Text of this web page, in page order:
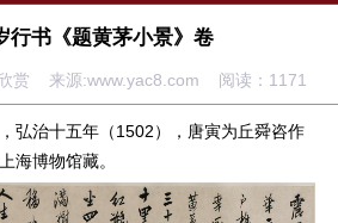
行书《题黄茅小景》卷
赏 来源:www.yac8.com 阅读： 1171
弘治十五年（1502），唐寅为丘舜咨作
海博物馆藏。